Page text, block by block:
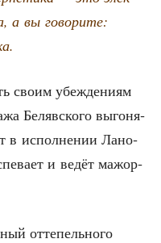
а вы гово­ри­те:
сво­им убеж­де­ни­ям
Беляв­ско­го выго­ня­
в испол­не­нии Лано­
и ведёт мажор­
отте­пель­но­го